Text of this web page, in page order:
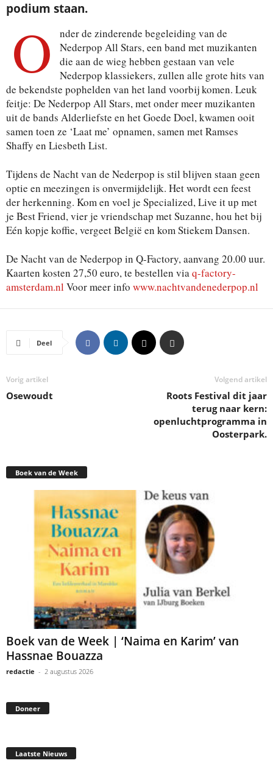
podium staan.
O
nder de zinderende begeleiding van de
Nederpop All Stars, een band met muzikanten
die aan de wieg hebben gestaan van vele
Nederpop klassiekers, zullen alle grote hits van
de bekendste pophelden van het land voorbij komen. Leuk
feitje: De Nederpop All Stars, met onder meer muzikanten
uit de bands Alderliefste en het Goede Doel, kwamen ooit
samen toen ze ‘Laat me’ opnamen, samen met Ramses
Shaffy en Liesbeth List.
Tijdens de Nacht van de Nederpop is stil blijven staan geen
optie en meezingen is onvermijdelijk. Het wordt een feest
der herkenning. Kom en voel je Specialized, Live it up met
je Best Friend, vier je vriendschap met Suzanne, hou het bij
Eén kopje koffie, vergeet België en kom Stiekem Dansen.
De Nacht van de Nederpop in Q-Factory, aanvang 20.00 uur.
Kaarten kosten 27,50 euro, te bestellen viaq-factory-
amsterdam.nl Voor meer info www.nachtvandenederpop.nl
Deel
Vorig artikel
Osewoudt
Volgend artikel
Roots Festival dit jaar
terug naar kern:
openluchtprogramma in
Oosterpark.
Boek van de Week
Boek van de Week | ‘Naima en Karim’ van
Hassnae Bouazza
redactie - 2 augustus 2026
Doneer
Laatste Nieuws